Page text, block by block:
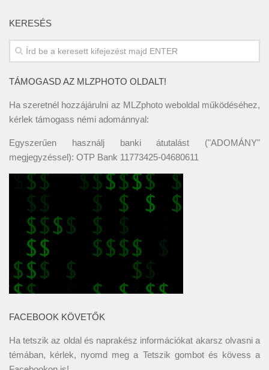
KERESÉS
TÁMOGASD AZ MLZPHOTO OLDALT!
Ha szeretnél hozzájárulni az MLZphoto weboldal működéséhez,
kérlek támogass némi adománnyal:
Egyszerűen használj banki átutalást ("ADOMÁNY"
megjegyzéssel): OTP Bank 11773425-04680611
FACEBOOK KÖVETŐK
Ha tetszik az oldal és naprakész információkat akarsz olvasni a
témában, kérlek, nyomd meg a Tetszik gombot és kövess a